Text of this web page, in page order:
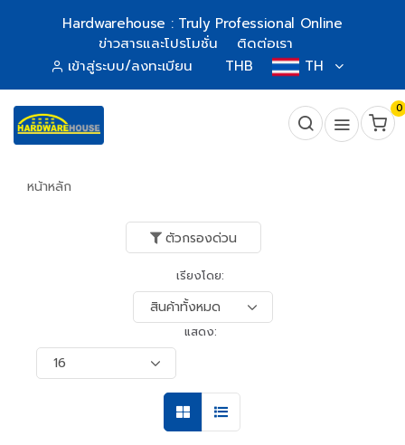
Hardwarehouse : Truly Professional Online
ข่าวสารและโปรโมชั่น
ติดต่อเรา
เข้าสู่ระบบ/ลงทะเบียน
THB TH
0
หน้าหลัก
ตัวกรองด่วน
เรียงโดย:
แสดง: